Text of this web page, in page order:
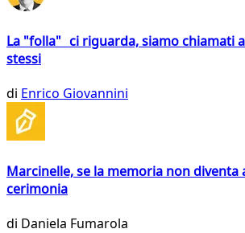
La "folla" ci riguarda, siamo chiamati
stessi
di Enrico Giovannini
Marcinelle, se la memoria non diventa
cerimonia
di Daniela Fumarola